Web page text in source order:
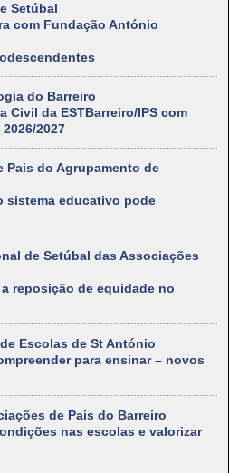
Setúbal
com Fundação António
do Barreiro
Civil da ESTBarreiro/IPS com
2027
Pais do Agrupamento de
sistema educativo pode
de Setúbal das Associações
reposição de equidade no
Escolas de St António
para ensinar – novos
de Pais do Barreiro
nas escolas e valorizar